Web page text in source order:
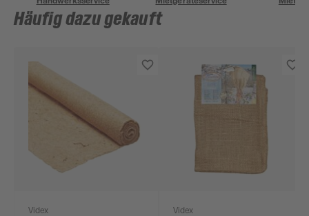
Häufig dazu gekauft
Videx Videx